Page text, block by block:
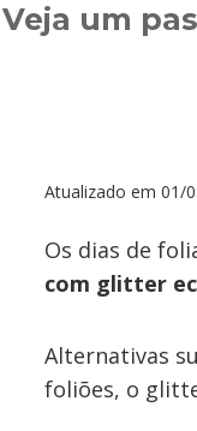
Veja um
Atualizado em 01/
Os dias de
com glitter
Alternativas
foliões, o